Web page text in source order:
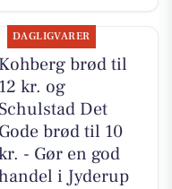
DAGLIGVARER
Kohberg brød til
12 kr. og
Schulstad Det
Gode brød til 10
- Gør en god
i Jyderup